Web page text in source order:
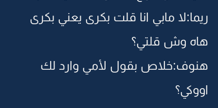
ريما:لا مابي انا قلت بكرى يعني بكرى
هاه وش قلتي؟
هنوف:خلاص بقول لأمي وارد لك
اووكي؟